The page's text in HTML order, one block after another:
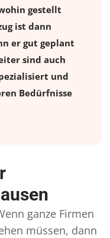
gestellt
ist dann
er gut geplant
sind auch
und
Bedürfnisse
ganze Firmen
müssen, dann